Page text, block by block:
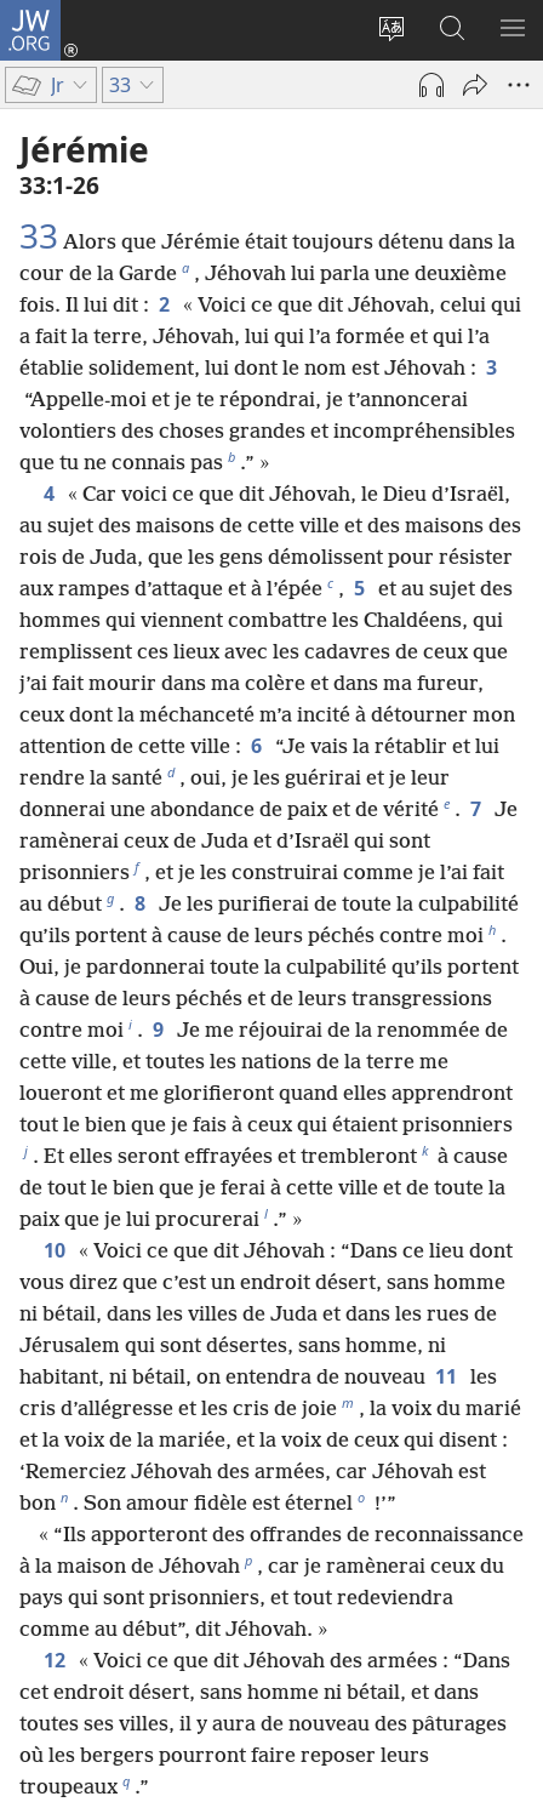
JW.ORG
Changer
langue
Se
connecter
sur
JW.ORG
Jr 33
Jérémie
33​:​1-26
33 Alors que Jérémie était toujours détenu dans la
cour de la Garde a , Jéhovah lui parla une deuxième
fois. Il lui dit : 2
« Voici ce que dit Jéhovah, celui qui
a fait la terre, Jéhovah, lui qui l’a formée et qui l’a
établie solidement, lui dont le nom est Jéhovah : 3
“Appelle-moi et je te répondrai, je t’annoncerai
volontiers des choses grandes et incompréhensibles
que tu ne connais pas b .” »
4
« Car voici ce que dit Jéhovah, le Dieu d’Israël,
au sujet des maisons de cette ville et des maisons des
rois de Juda, que les gens démolissent pour résister
aux rampes d’attaque et à l’épée c , 5 et au sujet des
hommes qui viennent combattre les Chaldéens, qui
remplissent ces lieux avec les cadavres de ceux que
j’ai fait mourir dans ma colère et dans ma fureur,
ceux dont la méchanceté m’a incité à détourner mon
attention de cette ville : 6
“Je vais la rétablir et lui
rendre la santé d , oui, je les guérirai et je leur
donnerai une abondance de paix et de vérité e . 7 Je
ramènerai ceux de Juda et d’Israël qui sont
prisonniers f , et je les construirai comme je l’ai fait
au début g . 8 Je les purifierai de toute la culpabilité
qu’ils portent à cause de leurs péchés contre moi h .
Oui, je pardonnerai toute la culpabilité qu’ils portent
à cause de leurs péchés et de leurs transgressions
contre moi i . 9 Je me réjouirai de la renommée de
cette ville, et toutes les nations de la terre me
loueront et me glorifieront quand elles apprendront
tout le bien que je fais à ceux qui étaient prisonniers
j . Et elles seront effrayées et trembleront k à cause
de tout le bien que je ferai à cette ville et de toute la
paix que je lui procurerai l .” »
10
« Voici ce que dit Jéhovah : “Dans ce lieu dont
vous direz que c’est un endroit désert, sans homme
ni bétail, dans les villes de Juda et dans les rues de
Jérusalem qui sont désertes, sans homme, ni
habitant, ni bétail, on entendra de nouveau 11
les
cris d’allégresse et les cris de joie m , la voix du marié
et la voix de la mariée, et la voix de ceux qui disent :
‘Remerciez Jéhovah des armées, car Jéhovah est
bon n . Son amour fidèle est éternel o !’”
« “Ils apporteront des offrandes de reconnaissance
à la maison de Jéhovah p , car je ramènerai ceux du
pays qui sont prisonniers, et tout redeviendra
comme au début”, dit Jéhovah. »
12
« Voici ce que dit Jéhovah des armées : “Dans
cet endroit désert, sans homme ni bétail, et dans
toutes ses villes, il y aura de nouveau des pâturages
où les bergers pourront faire reposer leurs
troupeaux q .”